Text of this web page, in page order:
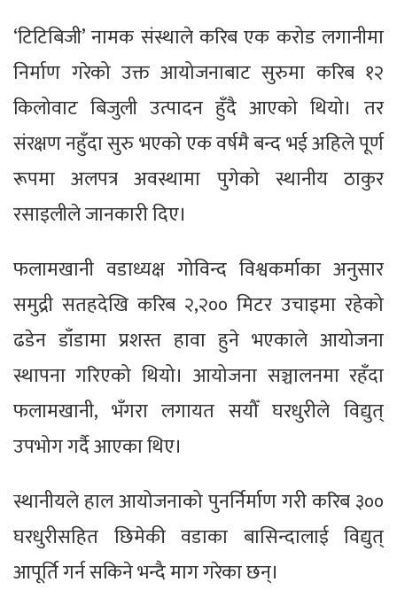
‘टिटिबिजी’ नामक संस्थाले करिब एक करोड लगानीमा
निर्माण गरेको उक्त आयोजनाबाट सुरुमा करिब १२
किलोवाट बिजुली उत्पादन हुँदै आएको थियो। तर
संरक्षण नहुँदा सुरु भएको एक वर्षमै बन्द भई अहिले पूर्ण
रूपमा अलपत्र अवस्थामा पुगेको स्थानीय ठाकुर
रसाइलीले जानकारी दिए।
फलामखानी वडाध्यक्ष गोविन्द विश्वकर्माका अनुसार
समुद्री सतहदेखि करिब २,२०० मिटर उचाइमा रहेको
ढडेन डाँडामा प्रशस्त हावा हुने भएकाले आयोजना
स्थापना गरिएको थियो। आयोजना सञ्चालनमा रहँदा
फलामखानी, भँगरा लगायत सयौँ घरधुरीले विद्युत्
उपभोग गर्दै आएका थिए।
स्थानीयले हाल आयोजनाको पुनर्निर्माण गरी करिब ३००
घरधुरीसहित छिमेकी वडाका बासिन्दालाई विद्युत्
आपूर्ति गर्न सकिने भन्दै माग गरेका छन्।